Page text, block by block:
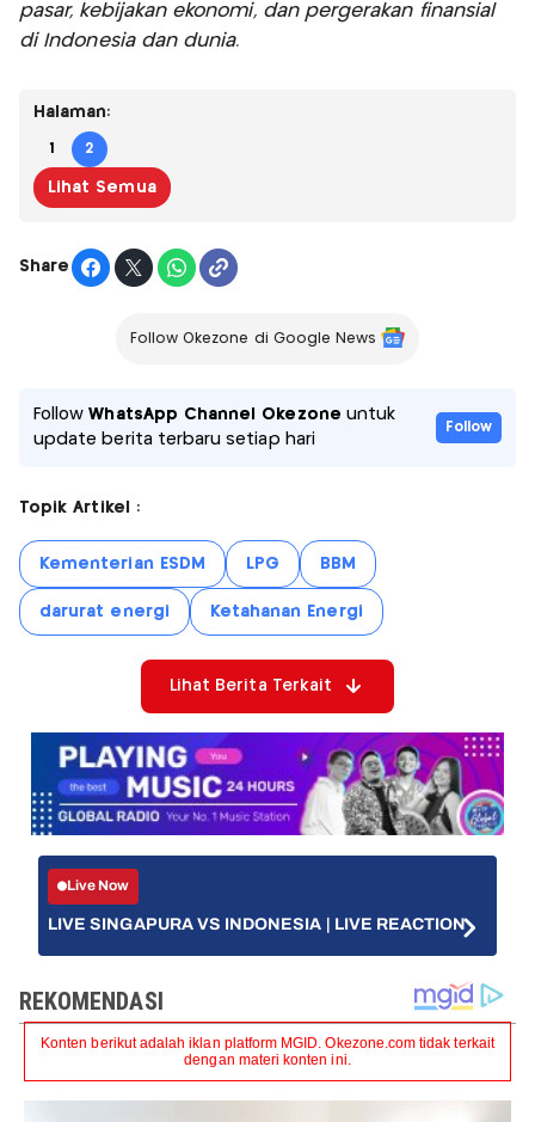
pasar, kebijakan ekonomi, dan pergerakan finansial
di Indonesia dan dunia.
Halaman:
1 2
Lihat Semua
Share
Follow Okezone di Google News
FollowWhatsApp Channel Okezone untuk
update berita terbaru setiap hari
Follow
Topik Artikel :
Kementerian ESDM LPG BBM
darurat energi Ketahanan Energi
Lihat Berita Terkait
Live Now
LIVE SINGAPURA VS INDONESIA | LIVE REACTION